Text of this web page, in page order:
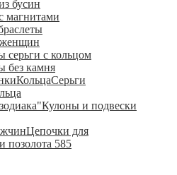
бусин
магнитами
серьги с кольцом
без камня
КольцаСерьги
Кулоны и подвески
Цепочки для
позолота 585